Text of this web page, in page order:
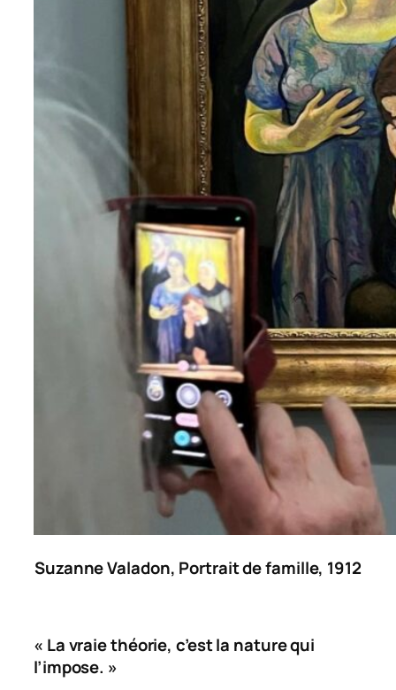
Suzanne Valadon, Portrait de famille, 1912
« La vraie théorie, c’est la nature qui
l’impose. »